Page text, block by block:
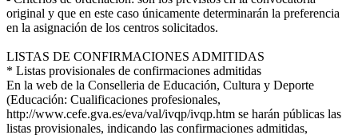
original y que en este caso únicamente determinarán la preferencia
en la asignación de los centros solicitados.
LISTAS DE CONFIRMACIONES ADMITIDAS
* Listas provisionales de confirmaciones admitidas
En la web de la Conselleria de Educación, Cultura y Deporte
(Educación: Cualificaciones profesionales,
http://www.cefe.gva.es/eva/val/ivqp/ivqp.htm se harán públicas las
listas provisionales, indicando las confirmaciones admitidas,